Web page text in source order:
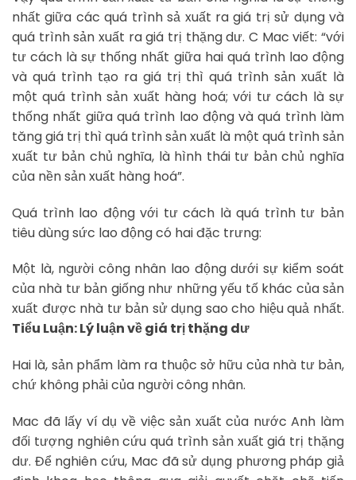
nhất giữa các quá trình sả xuất ra giá trị sử dụng và
quá trình sản xuất ra giá trị thặng dư. C Mac viết: “với
tư cách là sự thống nhất giữa hai quá trình lao động
và quá trình tạo ra giá trị thì quá trình sản xuất là
một quá trình sản xuất hàng hoá; với tư cách là sự
thống nhất giữa quá trình lao động và quá trình làm
tăng giá trị thì quá trình sản xuất là một quá trình sản
xuất tư bản chủ nghĩa, là hình thái tư bản chủ nghĩa
của nền sản xuất hàng hoá”.
Quá trình lao động với tư cách là quá trình tư bản
tiêu dùng sức lao động có hai đặc trưng:
Một là, người công nhân lao động dưới sự kiểm soát
của nhà tư bản giống như những yếu tố khác của sản
xuất được nhà tư bản sử dụng sao cho hiệu quả nhất.
Tiểu Luận: Lý luận về giá trị thặng dư
Hai là, sản phẩm làm ra thuộc sở hữu của nhà tư bản,
chứ không phải của người công nhân.
Mac đã lấy ví dụ về việc sản xuất của nước Anh làm
đối tượng nghiên cứu quá trình sản xuất giá trị thặng
dư. Để nghiên cứu, Mac đã sử dụng phương pháp giả